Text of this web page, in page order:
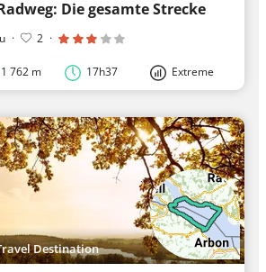
Die gesamte Strecke
· 2 ·
1 762 m 17h37 Extreme
Destination